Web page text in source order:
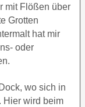
mit Flößen über
Grotten
hat mir
oder
wo sich in
Hier wird beim